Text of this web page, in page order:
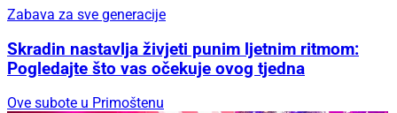
Zabava za sve generacije
Skradin nastavlja živjeti punim ljetnim ritmom:
Pogledajte što vas očekuje ovog tjedna
Ove subote u Primoštenu